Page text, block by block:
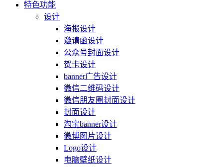
特色功能
设计
海报设计
邀请函设计
公众号封面设计
贺卡设计
banner广告设计
微信二维码设计
微信朋友圈封面设计
封面设计
淘宝banner设计
微博图片设计
Logo设计
电脑壁纸设计